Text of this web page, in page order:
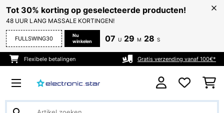
Tot 30% korting op geselecteerde producten!
48 UUR LANG MASSALE KORTINGEN!
FULLSWING30
Nu
winkelen
07 U 29 M 28 S
Flexibele betalingen Gratis verzending vanaf 100€*